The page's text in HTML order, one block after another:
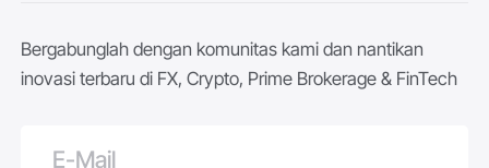
Bergabunglah dengan komunitas kami dan nantikan
inovasi terbaru di FX, Crypto, Prime Brokerage & FinTech